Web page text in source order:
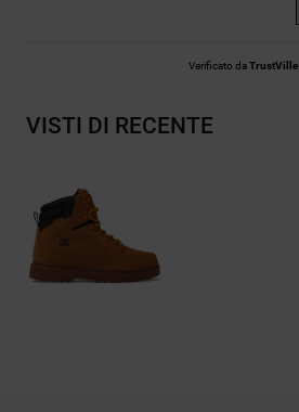
Verificato daTrustVille
VISTI DI RECENTE